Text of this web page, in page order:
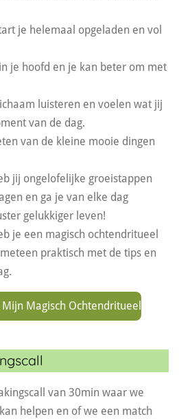
je helemaal opgeladen en vol
je hoofd en je kan beter om met
luisteren en voelen wat jij
van de dag.
van de kleine mooie dingen
jij ongelofelijke groeistappen
en ga je van elke dag
gelukkiger leven!
je een magisch ochtendritueel
praktisch met de tips en
Magisch Ochtendritueel
van 30min waar we
helpen en of we een match